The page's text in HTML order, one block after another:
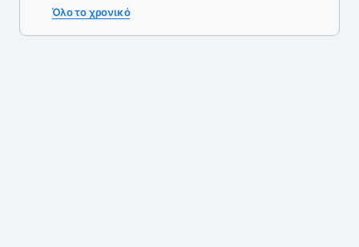
Όλο το χρονικό